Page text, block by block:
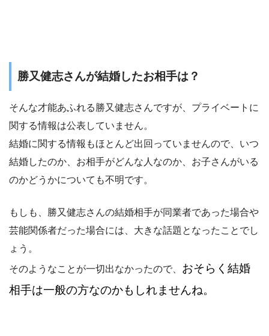
勝又健志さんが結婚したお相手は？
そんな才能あふれる勝又健志さんですが、プライベートに
関する情報は公表していません。
結婚に関する情報もほとんど出回っていませんので、いつ
結婚したのか、お相手がどんな人なのか、お子さんがいる
のかどうかについても不明です。
もしも、勝又健志さんの結婚相手が同業者であった場合や
芸能関係者だった場合には、大きな話題となったことでし
ょう。
そのようなことが一切出なかったので、 おそらく結婚
相手は一般の方なのかもしれませんね。